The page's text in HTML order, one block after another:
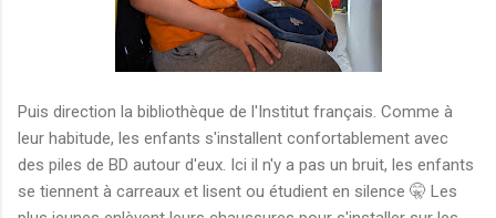
Puis direction la bibliothèque de l'Institut français. Comme à
leur habitude, les enfants s'installent confortablement avec
des piles de BD autour d'eux. Ici il n'y a pas un bruit, les enfants
se tiennent à carreaux et lisent ou étudient en silence 🤫 Les